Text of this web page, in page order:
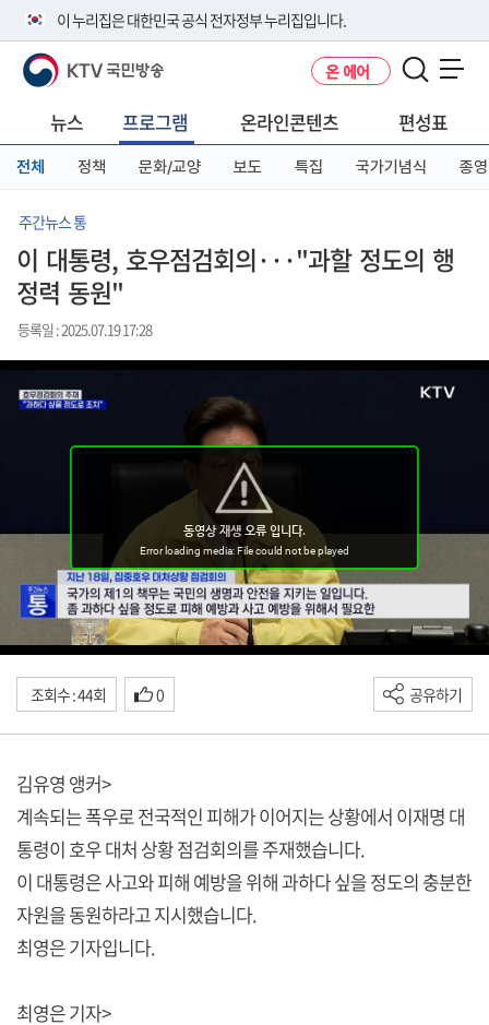
이 누리집은 대한민국 공식 전자정부 누리집입니다.
공식 누리집 주소 확인하기
니다.
이밖에 or.kr 또는 .kr등 다른 도메인 주소를 사용하고 있다면 아래 URL에
서 도메인 주소를 확인해 보세요
KTV 국민방송 온 에어
뉴스 프로그램 온라인콘텐츠 편성표
전체 정책 문화/교양 보도 특집 국가기념식 종영
주간뉴스 통
이 대통령, 호우점검회의···"과할 정도의 행
정력 동원"
등록일 : 2025.07.19 17:28
조회수 : 44회 0 공유하기
김유영 앵커>
계속되는 폭우로 전국적인 피해가 이어지는 상황에서 이재명 대
통령이 호우 대처 상황 점검회의를 주재했습니다.
이 대통령은 사고와 피해 예방을 위해 과하다 싶을 정도의 충분한
자원을 동원하라고 지시했습니다.
최영은 기자입니다.
최영은 기자>